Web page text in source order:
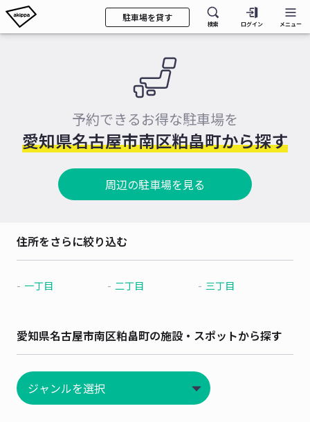
駐車場を貸す
検索 ログイン メニュー
予約できるお得な駐車場を
愛知県名古屋市南区粕畠町から探す
周辺の駐車場を見る
住所をさらに絞り込む
一丁目 二丁目 三丁目
愛知県名古屋市南区粕畠町の施設・スポットから探す